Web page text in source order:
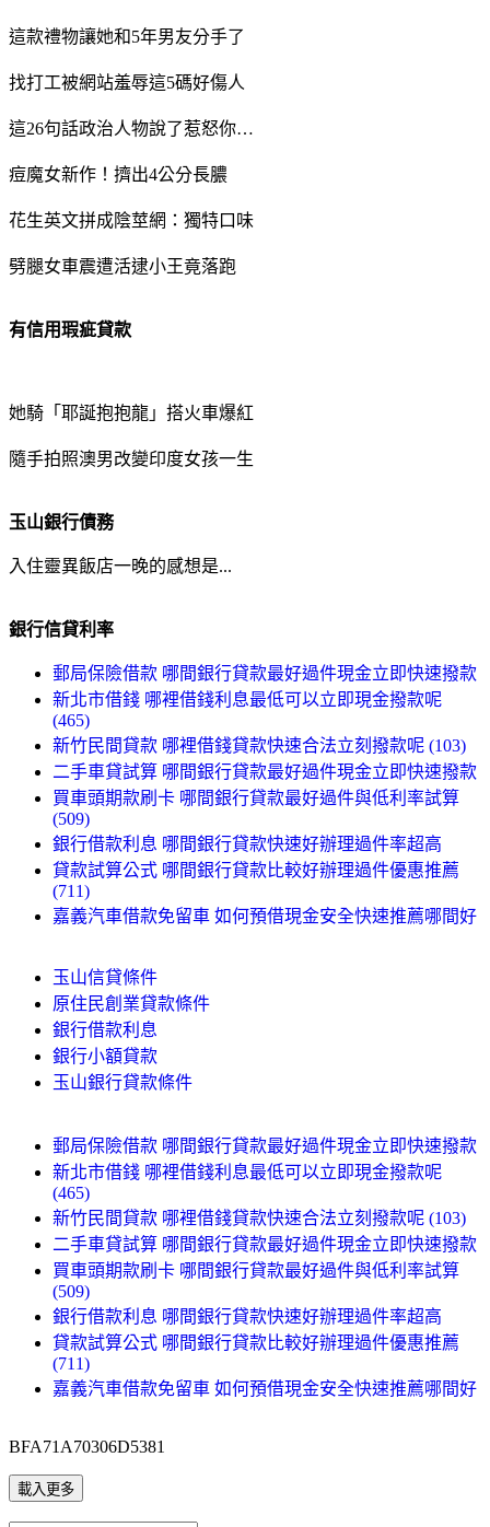
這款禮物讓她和5年男友分手了
找打工被網站羞辱這5碼好傷人
這26句話政治人物說了惹怒你…
痘魔女新作！擠出4公分長膿
花生英文拼成陰莖網：獨特口味
劈腿女車震遭活逮小王竟落跑
有信用瑕疵貸款
她騎「耶誕抱抱龍」搭火車爆紅
隨手拍照澳男改變印度女孩一生
玉山銀行債務
入住靈異飯店一晚的感想是...
銀行信貸利率
郵局保險借款 哪間銀行貸款最好過件現金立即快速撥款
新北市借錢 哪裡借錢利息最低可以立即現金撥款呢
(465)
新竹民間貸款 哪裡借錢貸款快速合法立刻撥款呢 (103)
二手車貸試算 哪間銀行貸款最好過件現金立即快速撥款
買車頭期款刷卡 哪間銀行貸款最好過件與低利率試算
(509)
銀行借款利息 哪間銀行貸款快速好辦理過件率超高
貸款試算公式 哪間銀行貸款比較好辦理過件優惠推薦
(711)
嘉義汽車借款免留車 如何預借現金安全快速推薦哪間好
玉山信貸條件
原住民創業貸款條件
銀行借款利息
銀行小額貸款
玉山銀行貸款條件
郵局保險借款 哪間銀行貸款最好過件現金立即快速撥款
新北市借錢 哪裡借錢利息最低可以立即現金撥款呢
(465)
新竹民間貸款 哪裡借錢貸款快速合法立刻撥款呢 (103)
二手車貸試算 哪間銀行貸款最好過件現金立即快速撥款
買車頭期款刷卡 哪間銀行貸款最好過件與低利率試算
(509)
銀行借款利息 哪間銀行貸款快速好辦理過件率超高
貸款試算公式 哪間銀行貸款比較好辦理過件優惠推薦
(711)
嘉義汽車借款免留車 如何預借現金安全快速推薦哪間好
BFA71A70306D5381
載入更多